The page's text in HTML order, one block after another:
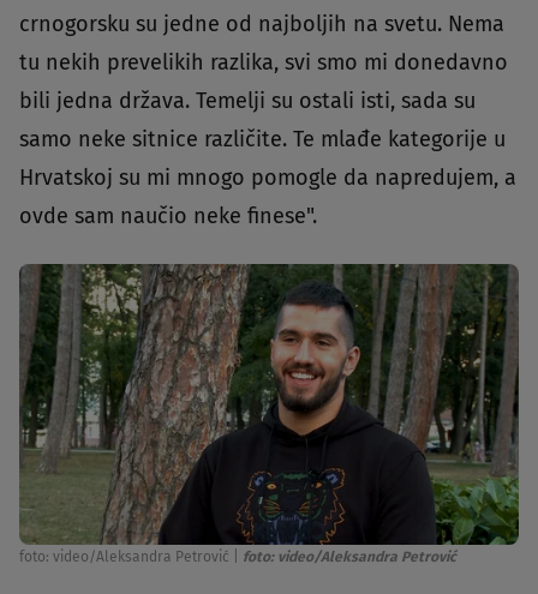
crnogorsku su jedne od najboljih na svetu. Nema
tu nekih prevelikih razlika, svi smo mi donedavno
bili jedna država. Temelji su ostali isti, sada su
samo neke sitnice različite. Te mlađe kategorije u
Hrvatskoj su mi mnogo pomogle da napredujem, a
ovde sam naučio neke finese".
foto: video/Aleksandra Petrović foto: video/Aleksandra Petrović